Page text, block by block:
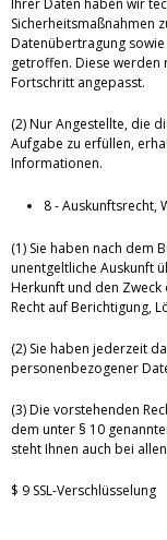
Sicherheitsmaßnahmen
Datenübertragung
getroffen. Diese
Fortschritt angepasst.
(2) Nur Angestellte, die
Aufgabe zu erfüllen,
Informationen.
8 - Auskunftsrecht,
(1) Sie haben nach dem
unentgeltliche Auskunft
Herkunft und den
Recht auf Berichtigung,
(2) Sie haben jederzeit
personenbezogener
(3) Die vorstehenden
dem unter § 10
steht Ihnen auch bei
$ 9 SSL-Verschlüsselung